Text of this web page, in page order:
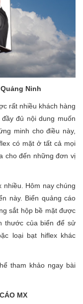
Ninh
rất nhiều khách hàng
đủ nội dung muốn
minh cho điều này,
có mặt ở tất cả mọi
cho đến những đơn vị
Hôm nay chúng
này. Biển quảng cáo
sắt hộp bề mặt được
thước của biển để sử
loại bạt hiflex khác
tham khảo ngay bài
MX